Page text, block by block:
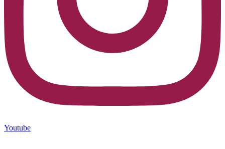
Youtube